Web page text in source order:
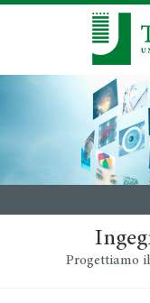
Progettiamo